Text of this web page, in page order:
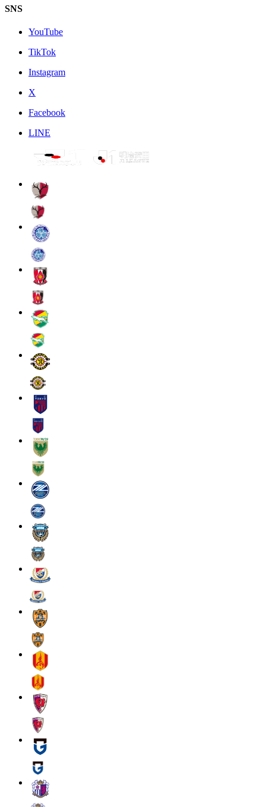
SNS
YouTube
TikTok
Instagram
X
Facebook
LINE